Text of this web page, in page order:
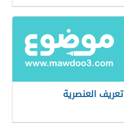
تعريف العنصرية